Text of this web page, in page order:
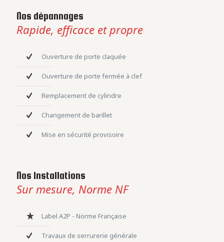
Nos dépannages
Rapide, efficace et propre
Ouverture de porte claquée
Ouverture de porte fermée à clef
Remplacement de cylindre
Changement de barillet
Mise en sécurité provisoire
Nos Installations
Sur mesure, Norme NF
Label A2P - Norme Française
Travaux de serrurerie générale